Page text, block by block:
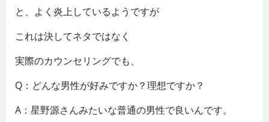
と、よく炎上しているようですが
これは決してネタではなく
実際のカウンセリングでも、
Q：どんな男性が好みですか？理想ですか？
A：星野源さんみたいな普通の男性で良いんです。